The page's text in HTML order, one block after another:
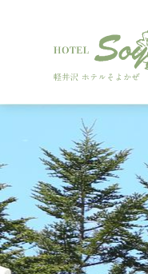
ホテルそよか